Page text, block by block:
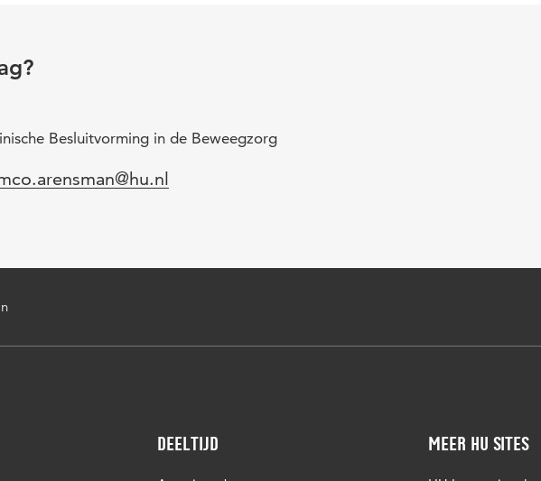
Besluitvorming in de Beweegzorg
Deeltijd Meer HU sites